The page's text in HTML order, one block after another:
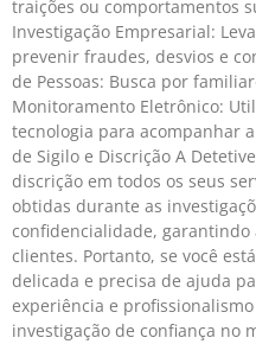
traições ou comportamentos
Investigação Empresarial:
prevenir fraudes, desvios e
de Pessoas: Busca por
Monitoramento Eletrônico:
tecnologia para acompanhar
de Sigilo e Discrição A
discrição em todos os seus
obtidas durante as
confidencialidade, garantindo
clientes. Portanto, se você
delicada e precisa de ajuda
experiência e
investigação de confiança no